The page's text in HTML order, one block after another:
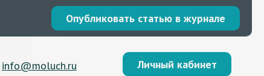
Опубликовать статью в журнале
info@moluch.ru Личный кабинет